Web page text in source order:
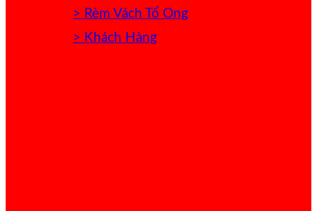
> Rèm Vách Tổ Ong
> Khách Hàng